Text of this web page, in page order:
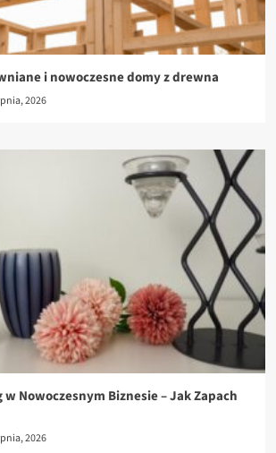
i nowoczesne domy z drewna
2026
Nowoczesnym Biznesie – Jak Zapach
2026